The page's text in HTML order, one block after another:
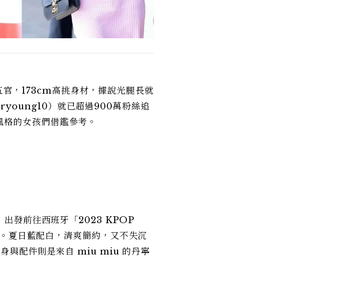
，173cm高挑身材，據說光腿長就
）就已超過900萬粉絲追
的女孩們借鑑參考。
出發前往西班牙「2023 KPOP
藍配白，清爽簡約，又不失沉
與配件則是來自 miu miu 的丹寧